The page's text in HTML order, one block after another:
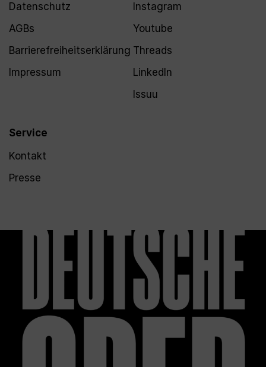
Datenschutz
AGBs
Barrierefreiheitserklärung
Impressum
Service
Kontakt
Presse
Instagram
Youtube
Threads
LinkedIn
Issuu